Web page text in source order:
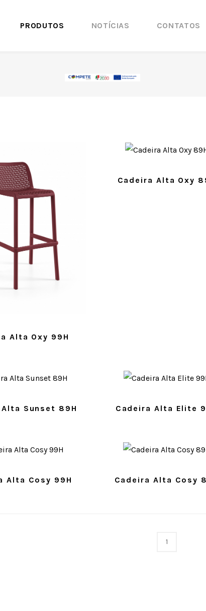
PRODUTOS NOTÍCIAS CONTATOS
Alta Oxy 99H
Cadeira Alta Oxy
Sunset 89H Cadeira Alta Elite
Alta Cosy 99H Cadeira Alta Cosy
1